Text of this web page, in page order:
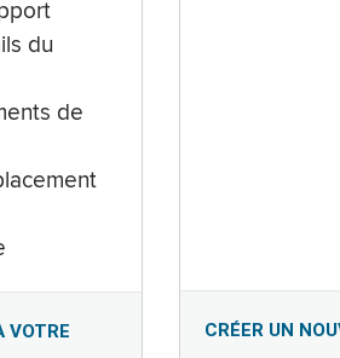
du
de
VOTRE
CRÉER UN